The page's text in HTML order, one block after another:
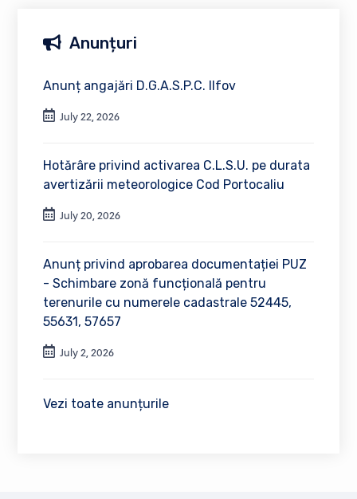
Anunțuri
Anunț angajări D.G.A.S.P.C. Ilfov
July 22, 2026
Hotărâre privind activarea C.L.S.U. pe durata
avertizării meteorologice Cod Portocaliu
July 20, 2026
Anunț privind aprobarea documentației PUZ
- Schimbare zonă funcțională pentru
terenurile cu numerele cadastrale 52445,
55631, 57657
July 2, 2026
Vezi toate anunțurile